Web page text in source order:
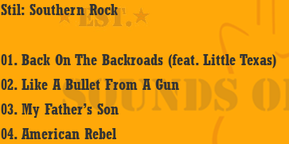
Stil: Southern Rock
01. Back On The Backroads (feat. Little Texas)
02. Like A Bullet From A Gun
03. My Father’s Son
04. American Rebel